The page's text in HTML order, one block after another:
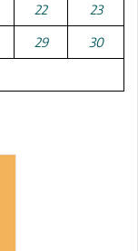
22 23
29 30